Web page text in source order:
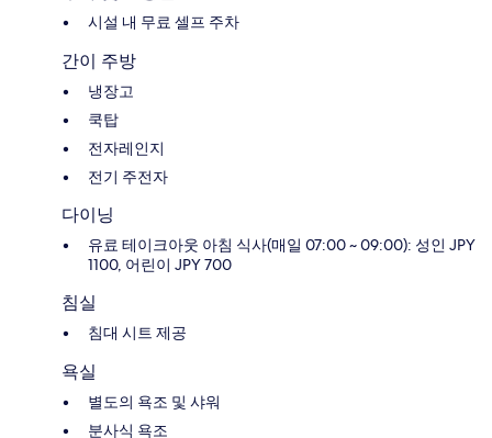
시설 내 무료 셀프 주차
간이 주방
냉장고
쿡탑
전자레인지
전기 주전자
다이닝
유료 테이크아웃 아침 식사(매일 07:00 ~ 09:00): 성인 JPY
1100, 어린이 JPY 700
침실
침대 시트 제공
욕실
별도의 욕조 및 샤워
분사식 욕조